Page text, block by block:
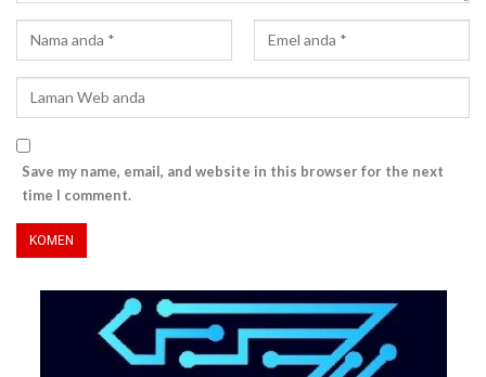
Save my name, email, and website in this browser for the next
time I comment.